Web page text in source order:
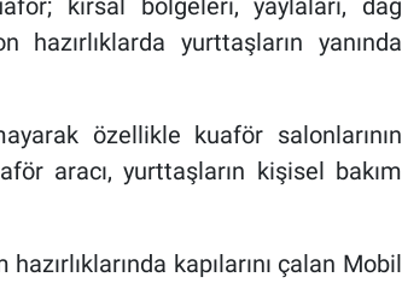
kırsal bölgeleri, yaylaları, dağ
yurttaşların yanında
özellikle kuaför salonlarının
aracı, yurttaşların kişisel bakım
kapılarını çalan Mobil